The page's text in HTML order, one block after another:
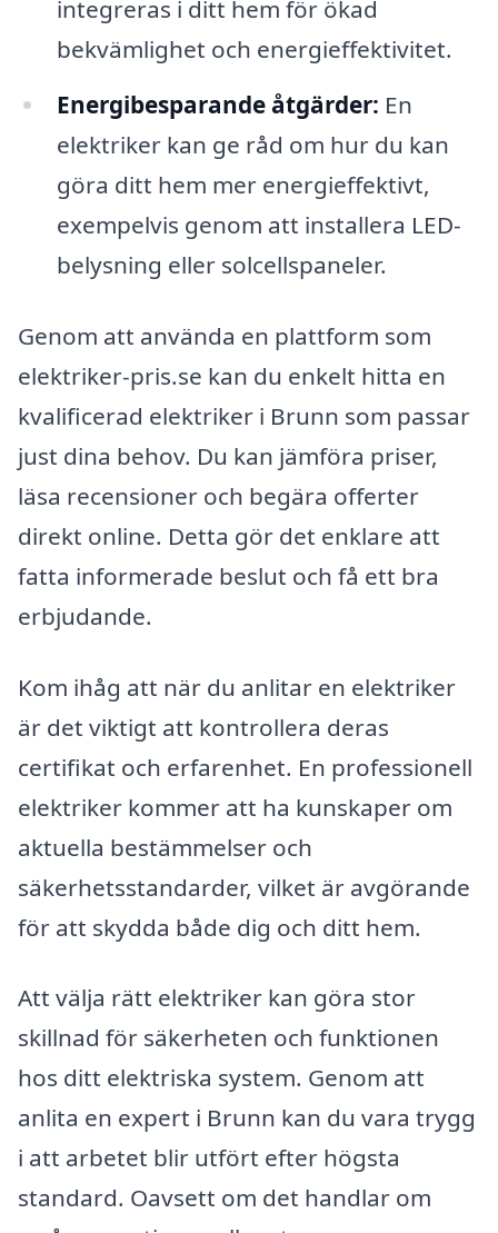
integreras i ditt hem för ökad
bekvämlighet och energieffektivitet.
Energibesparande åtgärder: En
elektriker kan ge råd om hur du kan
göra ditt hem mer energieffektivt,
exempelvis genom att installera LED-
belysning eller solcellspaneler.
Genom att använda en plattform som
elektriker-pris.se kan du enkelt hitta en
kvalificerad elektriker i Brunn som passar
just dina behov. Du kan jämföra priser,
läsa recensioner och begära offerter
direkt online. Detta gör det enklare att
fatta informerade beslut och få ett bra
erbjudande.
Kom ihåg att när du anlitar en elektriker
är det viktigt att kontrollera deras
certifikat och erfarenhet. En professionell
elektriker kommer att ha kunskaper om
aktuella bestämmelser och
säkerhetsstandarder, vilket är avgörande
för att skydda både dig och ditt hem.
Att välja rätt elektriker kan göra stor
skillnad för säkerheten och funktionen
hos ditt elektriska system. Genom att
anlita en expert i Brunn kan du vara trygg
i att arbetet blir utfört efter högsta
standard. Oavsett om det handlar om